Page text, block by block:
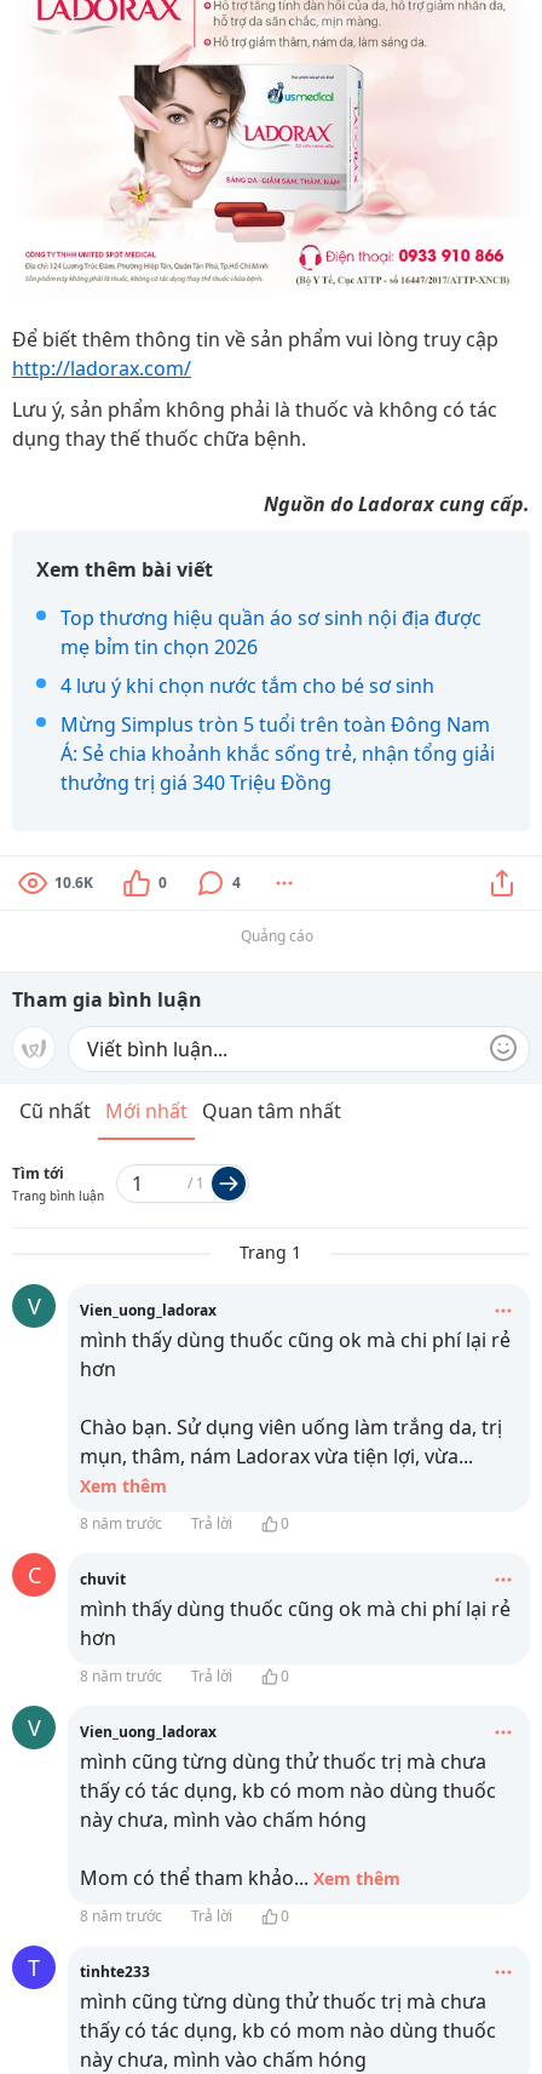
Để biết thêm thông tin về sản phẩm vui lòng truy cập
http://ladorax.com/
Lưu ý, sản phẩm không phải là thuốc và không có tác
dụng thay thế thuốc chữa bệnh.
Nguồn do Ladorax cung cấp.
Xem thêm bài viết
Top thương hiệu quần áo sơ sinh nội địa được
mẹ bỉm tin chọn 2026
4 lưu ý khi chọn nước tắm cho bé sơ sinh
Mừng Simplus tròn 5 tuổi trên toàn Đông Nam
Á: Sẻ chia khoảnh khắc sống trẻ, nhận tổng giải
thưởng trị giá 340 Triệu Đồng
10.6K 0 4
Quảng cáo
Tham gia bình luận
Cũ nhất Mới nhất Quan tâm nhất
Tìm tới
Trang bình luận
/ 1
Trang 1
V Vien_uong_ladorax
mình thấy dùng thuốc cũng ok mà chi phí lại rẻ
hơn
Chào bạn. Sử dụng viên uống làm trắng da, trị
mụn, thâm, nám Ladorax vừa tiện lợi, vừa...
Xem thêm
8 năm trước Trả lời 0
C chuvit
mình thấy dùng thuốc cũng ok mà chi phí lại rẻ
hơn
8 năm trước Trả lời 0
V Vien_uong_ladorax
mình cũng từng dùng thử thuốc trị mà chưa
thấy có tác dụng, kb có mom nào dùng thuốc
này chưa, mình vào chấm hóng
Mom có thể tham khảo... Xem thêm
8 năm trước Trả lời 0
T tinhte233
mình cũng từng dùng thử thuốc trị mà chưa
thấy có tác dụng, kb có mom nào dùng thuốc
này chưa, mình vào chấm hóng